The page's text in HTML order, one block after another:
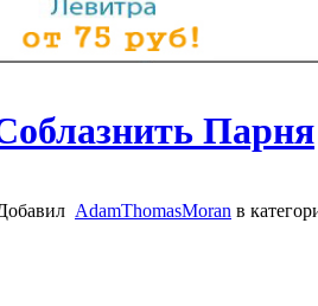
Парня
AdamThomasMoran в